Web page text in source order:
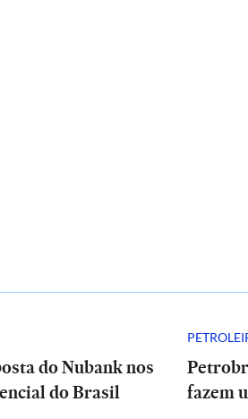
do Nubank nos
do Brasil
fazem